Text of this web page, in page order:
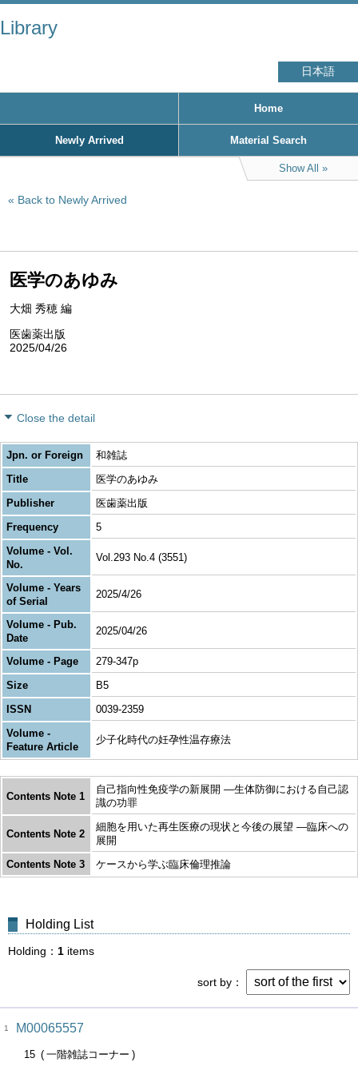
Library
日本語
Home
Newly Arrived Material Search
Show All
Back to Newly Arrived
医学のあゆみ
大畑 秀穂 編
医歯薬出版
2025/04/26
Close the detail
Jpn. or Foreign
和雑誌
Title
医学のあゆみ
Publisher
医歯薬出版
Frequency
5
Volume - Vol.
No.
Vol.293 No.4 (3551)
Volume - Years
of Serial
2025/4/26
Volume - Pub.
Date
2025/04/26
Volume - Page
279-347p
Size
B5
ISSN
0039-2359
Volume -
Feature Article
少子化時代の妊孕性温存療法
Contents Note 1
自己指向性免疫学の新展開 ―生体防御における自己認
識の功罪
Contents Note 2
細胞を用いた再生医療の現状と今後の展望 ―臨床への
展開
Contents Note 3
ケースから学ぶ臨床倫理推論
Holding List
Holding 1 items
sort by
1 M00065557
15 一階雑誌コーナー